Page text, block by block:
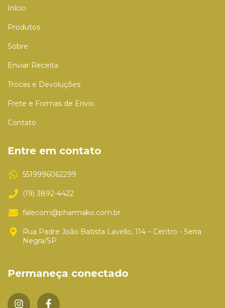
Início
Produtos
Sobre
Enviar Receita
Trocas e Devoluções
Frete e Formas de Envio
Contato
Entre em contato
5519996062299
(19) 3892-4422
falecom@pharmako.com.br
Rua Padre João Batista Lavello, 114 – Centro - Serra
Negra/SP
Permaneça conectado